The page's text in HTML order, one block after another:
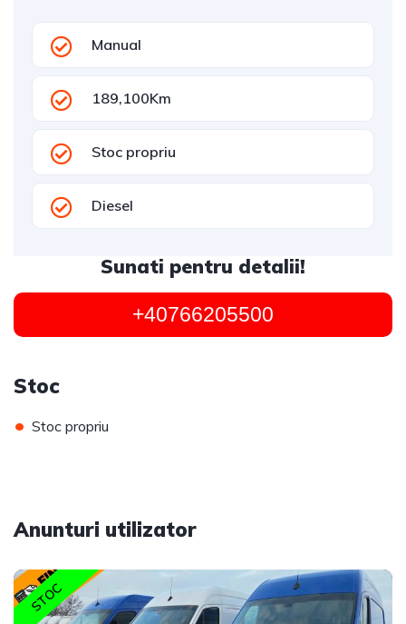
Manual
189,100Km
Stoc propriu
Diesel
Sunati pentru detalii!
+40766205500
Stoc
• Stoc propriu
Anunturi utilizator
STOC